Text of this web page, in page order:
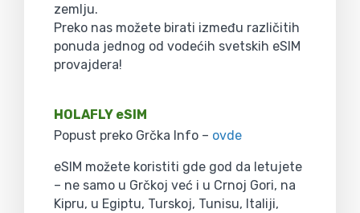
zemlju.
Preko nas možete birati između različitih
ponuda jednog od vodećih svetskih eSIM
provajdera!
HOLAFLY eSIM
Popust preko Grčka Info – ovde
eSIM možete koristiti gde god da letujete
– ne samo u Grčkoj već i u Crnoj Gori, na
Kipru, u Egiptu, Turskoj, Tunisu, Italiji,